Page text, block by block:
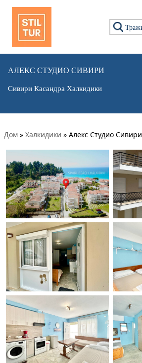
Тражи:
АЛЕКС СТУДИО СИВИРИ
Сивири Касандра Халкидики
Дом » Халкидики » Алекс Студио Сивири